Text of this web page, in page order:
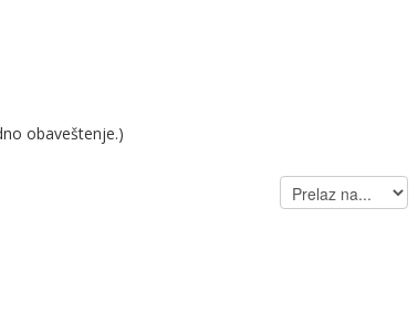
obaveštenje.)
Prelaz
na...